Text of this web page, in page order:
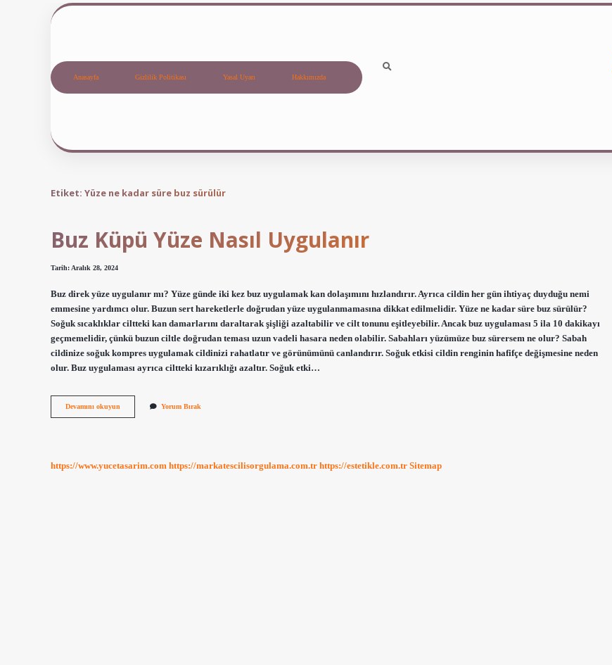
Anasayfa Gizlilik Politikası Yasal Uyarı Hakkımızda
Etiket: Yüze ne kadar süre buz sürülür
Buz Küpü Yüze Nasıl Uygulanır
Tarih: Aralık 28, 2024
Buz direk yüze uygulanır mı? Yüze günde iki kez buz uygulamak kan dolaşımını hızlandırır. Ayrıca cildin her gün ihtiyaç duyduğu nemi
emmesine yardımcı olur. Buzun sert hareketlerle doğrudan yüze uygulanmamasına dikkat edilmelidir. Yüze ne kadar süre buz sürülür?
Soğuk sıcaklıklar ciltteki kan damarlarını daraltarak şişliği azaltabilir ve cilt tonunu eşitleyebilir. Ancak buz uygulaması 5 ila 10 dakikayı
geçmemelidir, çünkü buzun ciltle doğrudan teması uzun vadeli hasara neden olabilir. Sabahları yüzümüze buz sürersem ne olur? Sabah
cildinize soğuk kompres uygulamak cildinizi rahatlatır ve görünümünü canlandırır. Soğuk etkisi cildin renginin hafifçe değişmesine neden
olur. Buz uygulaması ayrıca ciltteki kızarıklığı azaltır. Soğuk etki…
Devamını okuyun
Küpü
Yorum Bırak
https://www.yucetasarim.com https://markatescilisorgulama.com.tr https://estetikle.com.tr Sitemap